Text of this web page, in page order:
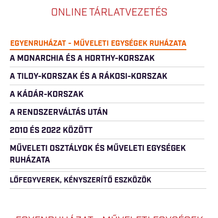
ONLINE TÁRLATVEZETÉS
EGYENRUHÁZAT - MŰVELETI EGYSÉGEK RUHÁZATA
A MONARCHIA ÉS A HORTHY-KORSZAK
A TILDY-KORSZAK ÉS A RÁKOSI-KORSZAK
A KÁDÁR-KORSZAK
A RENDSZERVÁLTÁS UTÁN
2010 ÉS 2022 KÖZÖTT
MŰVELETI OSZTÁLYOK ÉS MŰVELETI EGYSÉGEK
RUHÁZATA
LŐFEGYVEREK, KÉNYSZERÍTŐ ESZKÖZÖK